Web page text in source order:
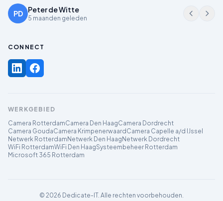
PD Peter de Witte
5 maanden geleden
CONNECT
WERKGEBIED
Camera RotterdamCamera Den HaagCamera Dordrecht
Camera GoudaCamera Krimpenerwaard Camera Capelle a/d IJssel
Netwerk Rotterdam Netwerk Den Haag Netwerk Dordrecht
WiFi RotterdamWiFi Den HaagSysteembeheer Rotterdam
Microsoft 365 Rotterdam
© 2026 Dedicate-IT. Alle rechten voorbehouden.